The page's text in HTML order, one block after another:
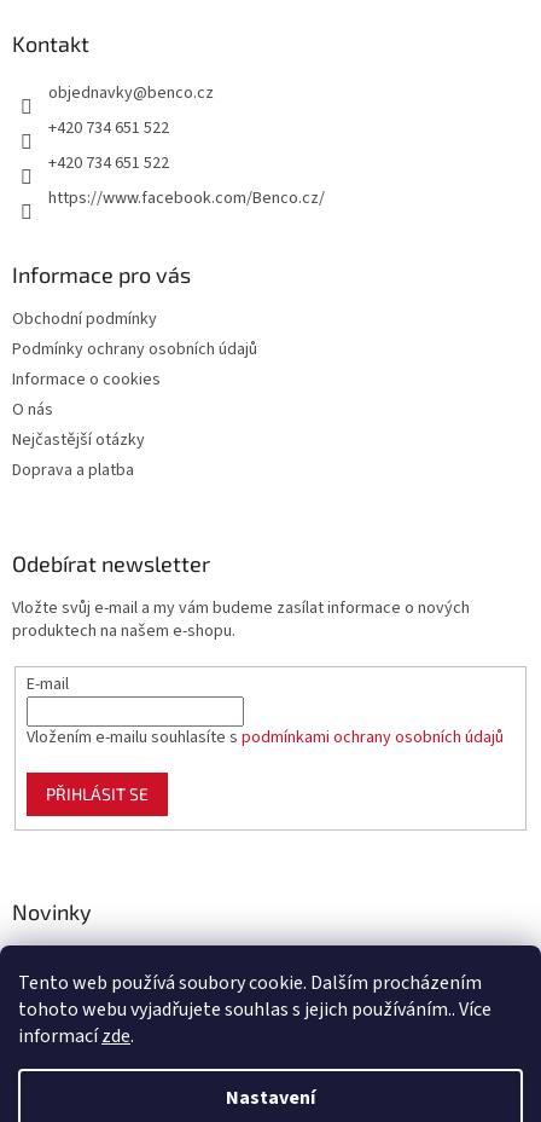
Tento web používá soubory cookie. Dalším procházením
tohoto webu vyjadřujete souhlas s jejich používáním.. Více
informacízde.
Nastavení
Kontakt
objednavky@benco.cz
+420 734 651 522
+420 734 651 522
https://www.facebook.com/Benco.cz/
Informace pro vás
Obchodní podmínky
Podmínky ochrany osobních údajů
Informace o cookies
O nás
Nejčastější otázky
Doprava a platba
Odebírat newsletter
Vložte svůj e-mail a my vám budeme zasílat informace o nových
produktech na našem e-shopu.
E-mail
Vložením e-mailu souhlasíte s podmínkami ochrany osobních údajů
PŘIHLÁSIT SE
Novinky
zahradu, chov i domácnost